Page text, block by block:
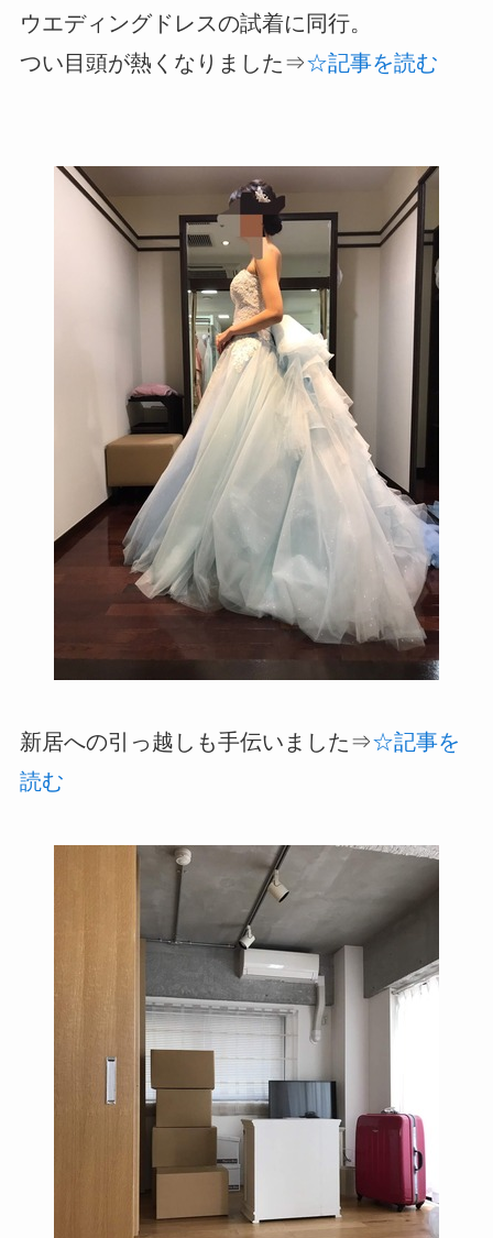
ウエディングドレスの試着に同行。
つい目頭が熱くなりました⇒☆記事を読む
新居への引っ越しも手伝いました⇒☆記事を
読む